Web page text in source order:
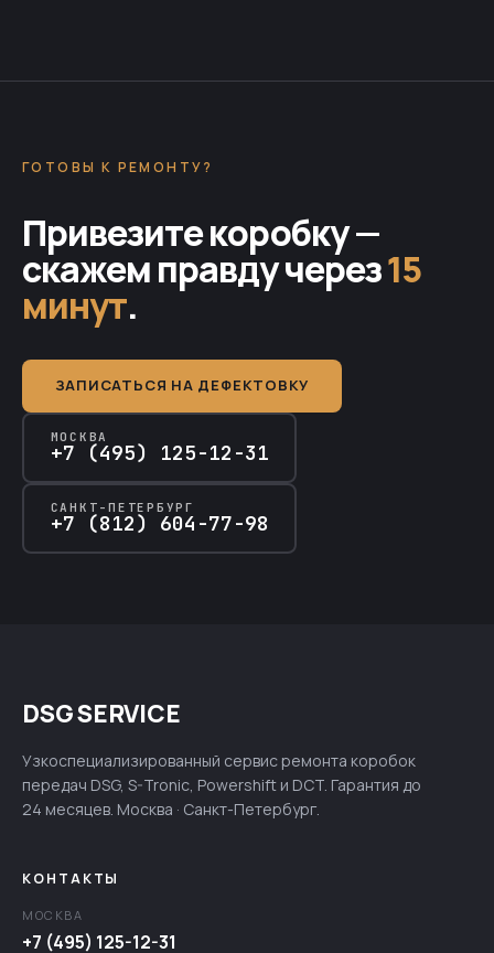
ГОТОВЫ К РЕМОНТУ?
Привезите коробку —
скажем правду через15
минут.
ЗАПИСАТЬСЯ НА ДЕФЕКТОВКУ
МОСКВА
+7 (495) 125-12-31
САНКТ-ПЕТЕРБУРГ
+7 (812) 604-77-98
DSG SERVICE
Узкоспециализированный сервис ремонта коробок
передач DSG, S-Tronic, Powershift и DCT. Гарантия до
24 месяцев. Москва · Санкт-Петербург.
КОНТАКТЫ
МОСКВА
+7 (495) 125-12-31